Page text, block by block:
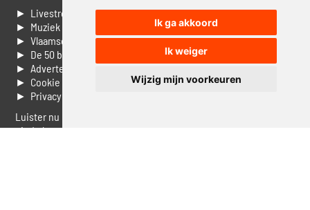
Ik ga akkoord
Ik weiger
Wijzig mijn voorkeuren
► Livestream informatie
► Muziek opzoeken
► Vlaamse 100 Aller tijden
► De 50 beste van...
► Adverteren op Jouwradio
► Cookie voorkeuren wijzigen
► Privacyinformatie
Luister nu naar Jouwradio! De beste Nederlandstalige muziek
uit de lage landen hoor je hier al 20 jaar. In digitale kwaliteit op je